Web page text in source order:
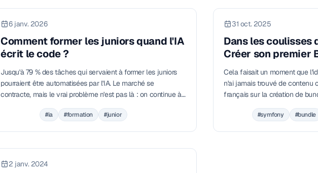
6 janv. 2026
Comment former les juniors quand l'IA
écrit le code ?
Jusqu'à 79 % des tâches qui servaient à former les juniors
pourraient être automatisées par l'IA. Le marché se
contracte, mais le vrai problème n'est pas là : on continue à
s'enseigne avant la syntaxe. Voici pourquoi.
#ia #formation #junior
31 oct. 2025
Dans les coulisses
Créer son premier
Cela faisait un moment que
n'ai jamais trouvé de contenu
français sur la création de
que beaucoup d'entre vous
#symfony #bundle
2 janv. 2024